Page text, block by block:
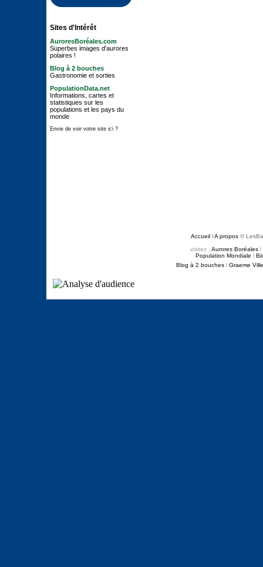
Sites d'Intérêt
AuroresBoréales.com
Superbes images d'aurores
polaires !
Blog à 2 bouches
Gastronomie et sorties
PopulationData.net
Informations, cartes et
statistiques sur les
populations et les pays du
monde
Envie de voir votre site ici ?
AccueillA propos©
visitez : Aurores Boréalesl
Population Mondiale l
Blog à 2 bouchesl Graeme